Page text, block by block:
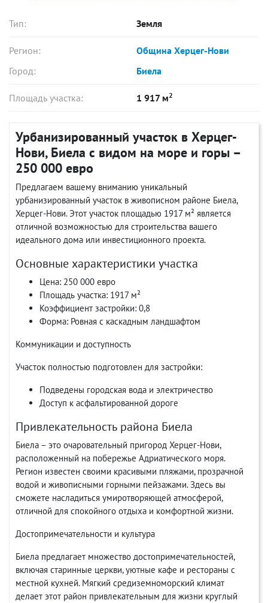
Тип: Земля
Регион:
Община Херцег-Нови
Город:
Биела
Площадь участка: 1 917 м2
Урбанизированный участок в Херцег-
Нови, Биела с видом на море и горы –
250 000 евро
Предлагаем вашему вниманию уникальный
урбанизированный участок в живописном районе Биела,
Херцег-Нови. Этот участок площадью 1917 м² является
отличной возможностью для строительства вашего
идеального дома или инвестиционного проекта.
Основные характеристики участка
Цена: 250 000 евро
Площадь участка: 1917 м²
Коэффициент застройки: 0,8
Форма: Ровная с каскадным ландшафтом
Коммуникации и доступность
Участок полностью подготовлен для застройки:
Подведены городская вода и электричество
Доступ к асфальтированной дороге
Привлекательность района Биела
Биела – это очаровательный пригород Херцег-Нови,
расположенный на побережье Адриатического моря.
Регион известен своими красивыми пляжами, прозрачной
водой и живописными горными пейзажами. Здесь вы
сможете насладиться умиротворяющей атмосферой,
отличной для спокойного отдыха и комфортной жизни.
Достопримечательности и культура
Биела предлагает множество достопримечательностей,
включая старинные церкви, уютные кафе и рестораны с
местной кухней. Мягкий средиземноморский климат
делает этот район привлекательным для жизни круглый